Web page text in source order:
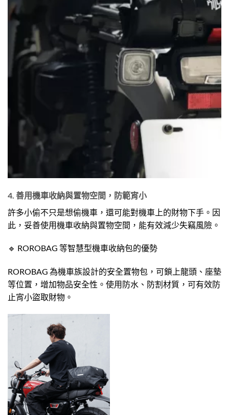
4. 善用機車收納與置物空間，防範宵小
許多小偷不只是想偷機車，還可能對機車上的財物下手。因
此，妥善使用機車收納與置物空間，能有效減少失竊風險。
🔹 ROROBAG 等智慧型機車收納包的優勢
ROROBAG 為機車族設計的安全置物包，可鎖上龍頭、座墊
等位置，增加物品安全性。使用防水、防割材質，可有效防
止宵小盜取財物。